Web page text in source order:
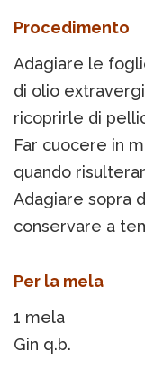
Procedimento
Adagiare le
di olio
ricoprirle di
Far cuocere in
quando
Adagiare sopra
conservare a
Per la mela
1 mela
Gin q.b.